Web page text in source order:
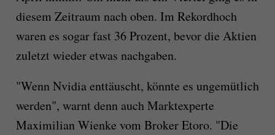
diesem Zeitraum nach oben. Im Rekordhoch
waren es sogar fast 36 Prozent, bevor die Aktien
zuletzt wieder etwas nachgaben.
"Wenn Nvidia enttäuscht, könnte es ungemütlich
werden", warnt denn auch Marktexperte
Maximilian Wienke vom Broker Etoro. "Die